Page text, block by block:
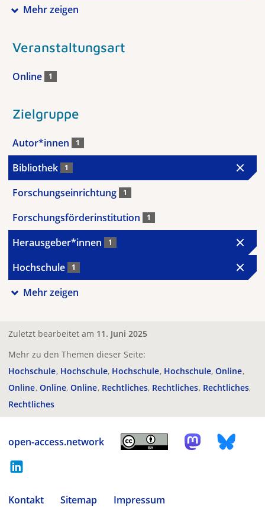
Mehr zeigen
Veranstaltungsart
Online 1
Zielgruppe
Autor*innen 1
Bibliothek 1
Forschungseinrichtung 1
Forschungsförderinstitution 1
Herausgeber*innen 1
Hochschule 1
Mehr zeigen
Zuletzt bearbeitet am 11. Juni 2025
Mehr zu den Themen dieser Seite:
Hochschule Hochschule Hochschule Hochschule Online
Online Online Online Rechtliches Rechtliches Rechtliches
Rechtliches
open-access.network
Kontakt Sitemap
Impressum